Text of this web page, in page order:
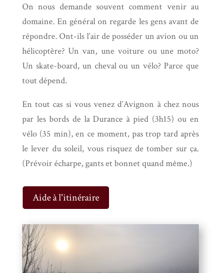
On nous demande souvent comment venir au
domaine. En général on regarde les gens avant de
répondre. Ont-ils l’air de posséder un avion ou un
hélicoptère? Un van, une voiture ou une moto?
Un skate-board, un cheval ou un vélo? Parce que
tout dépend.
En tout cas si vous venez d’Avignon à chez nous
par les bords de la Durance à pied (3h15) ou en
vélo (35 min), en ce moment, pas trop tard après
le lever du soleil, vous risquez de tomber sur ça.
(Prévoir écharpe, gants et bonnet quand même.)
Aide à l'itinéraire